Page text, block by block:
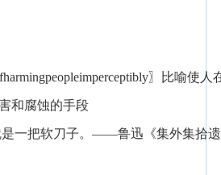
〗比喻使人
和腐蚀的手段
一把软刀子。——鲁迅《集外集拾遗